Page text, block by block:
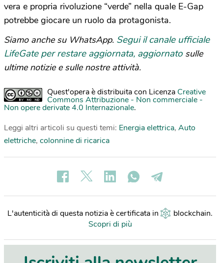
vera e propria rivoluzione “verde” nella quale E-Gap
potrebbe giocare un ruolo da protagonista.
Siamo anche su WhatsApp. Segui il canale ufficiale
LifeGate per restare aggiornata, aggiornato sulle
ultime notizie e sulle nostre attività.
Quest'opera è distribuita con Licenza Creative
Commons Attribuzione - Non commerciale -
Non opere derivate 4.0 Internazionale.
Leggi altri articoli su questi temi: Energia elettrica, Auto
elettriche, colonnine di ricarica
L'autenticità di questa notizia è certificata in blockchain.
Scopri di più